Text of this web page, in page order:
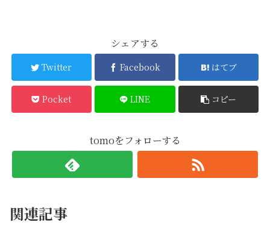
シェアする
Twitter Facebook はてブ
Pocket LINE コピー
tomoをフォローする
関連記事